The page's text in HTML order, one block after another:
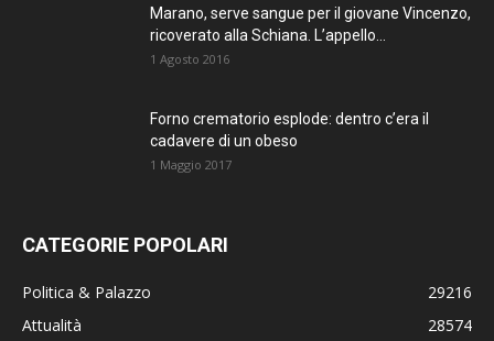
Marano, serve sangue per il giovane Vincenzo,
ricoverato alla Schiana. L’appello...
1 Agosto 2016
Forno crematorio esplode: dentro c’era il
cadavere di un obeso
1 Maggio 2017
CATEGORIE POPOLARI
Politica & Palazzo
29216
Attualità
28574